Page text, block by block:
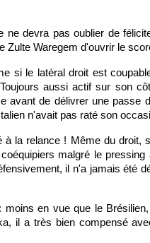
ne devra pas oublier de
Zulte Waregem d'ouvrir le
si le latéral droit est
aussi actif sur son
avant de délivrer une passe
n'avait pas raté son
à la relance ! Même du droit,
malgré le
il n'a jamais été
en vue que le
il a très bien compensé